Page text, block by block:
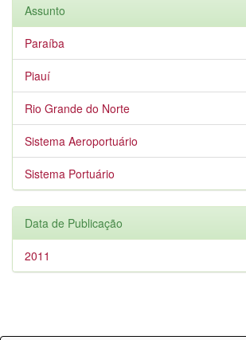
Assunto
Paraíba
Piauí
Rio Grande do Norte
Sistema Aeroportuário
Sistema Portuário
Data de Publicação
2011